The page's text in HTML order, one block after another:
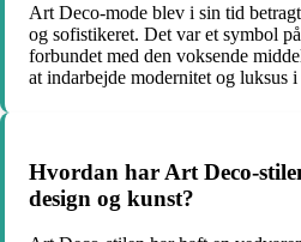
Art Deco-mode blev i sin tid
og sofistikeret. Det var et symbol
forbundet med den voksende
at indarbejde modernitet og luksus
Hvordan har Art Deco-
design og kunst?